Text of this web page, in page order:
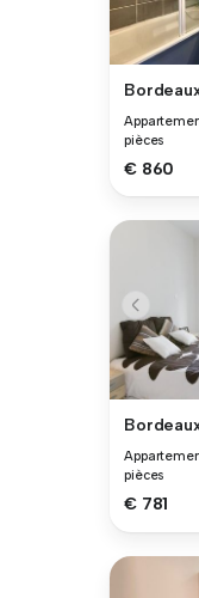
pièces
€ 860
pièces
€ 781